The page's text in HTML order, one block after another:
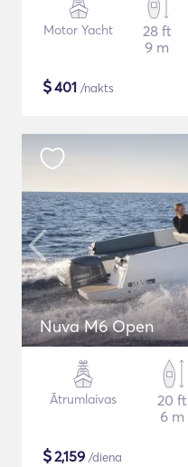
Motor Yacht
28 ft
9 m
$401 /nakts
Nuva M6 Open
Ātrumlaivas
20 ft
6 m
$2,159 /diena